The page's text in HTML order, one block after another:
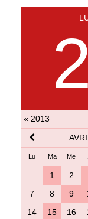
« 2013
Lu Ma Me
1 2
7
8 9
14
15 16